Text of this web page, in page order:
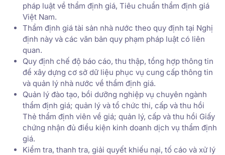
pháp luật về thẩm định giá, Tiêu chuẩn thẩm định giá
Việt Nam.
Thẩm định giá tài sản nhà nước theo quy định tại Nghị
định này và các văn bản quy phạm pháp luật có liên
quan.
Quy định chế độ báo cáo, thu thập, tổng hợp thông tin
để xây dựng cơ sở dữ liệu phục vụ cung cấp thông tin
và quản lý nhà nước về thẩm định giá.
Quản lý đào tạo, bồi dưỡng nghiệp vụ chuyên ngành
thẩm định giá; quản lý và tổ chức thi, cấp và thu hồi
Thẻ thẩm định viên về giá; quản lý, cấp và thu hồi Giấy
chứng nhận đủ điều kiện kinh doanh dịch vụ thẩm định
giá.
Kiểm tra, thanh tra, giải quyết khiếu nại, tố cáo và xử lý